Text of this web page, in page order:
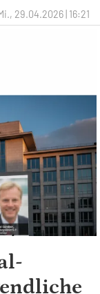
29.04.2026 | 16:21